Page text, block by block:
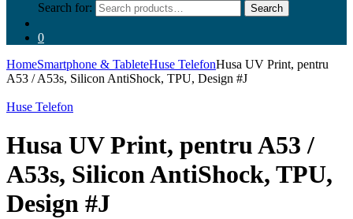
Search for:
Search
0
HomeSmartphone & TableteHuse TelefonHusa UV Print, pentru
A53 / A53s, Silicon AntiShock, TPU, Design #J
Huse Telefon
Husa UV Print, pentru A53 /
A53s, Silicon AntiShock, TPU,
Design #J